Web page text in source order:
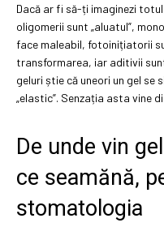
Dacă ar fi să-ți imaginezi
oligomerii sunt „aluatul”,
face maleabil, fotoinițiatorii
transformarea, iar aditivii
geluri știe că uneori un gel se
„elastic”. Senzația asta vine
De unde vin
ce seamănă,
stomatologia